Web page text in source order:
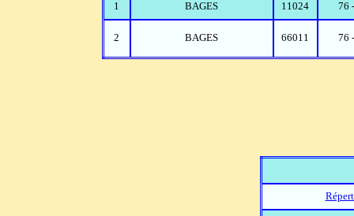
1 BAGES 11024 76
2 BAGES 66011 76